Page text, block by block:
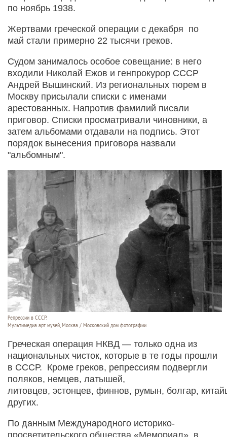
по ноябрь 1938.
Жертвами греческой операции с декабря по
май стали примерно 22 тысячи греков.
Судом занималось особое совещание: в него
входили Николай Ежов и генпрокурор СССР
Андрей Вышинский. Из региональных тюрем в
Москву присылали списки с именами
арестованных. Напротив фамилий писали
приговор. Списки просматривали чиновники, а
затем альбомами отдавали на подпись. Этот
порядок вынесения приговора назвали
"альбомным".
Репрессии в СССР.
Мультимедиа арт музей, Москва / Московский дом фотографии
Греческая операция НКВД — только одна из
национальных чисток, которые в те годы прошли
в СССР. Кроме греков, репрессиям подвергли
поляков, немцев, латышей,
литовцев, эстонцев, финнов, румын, болгар,
других.
По данным Международного историко-
просветительского общества «Мемориал», в